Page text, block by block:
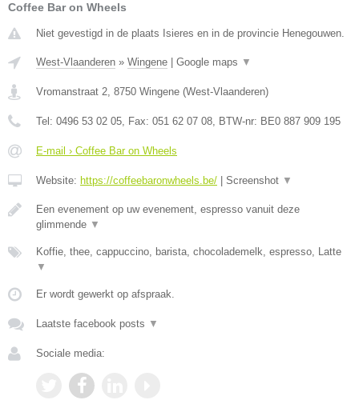
Coffee Bar on Wheels
Niet gevestigd in de plaats Isieres en in de provincie Henegouwen.
West-Vlaanderen » Wingene Google maps ▼
Vromanstraat 2, 8750 Wingene (West-Vlaanderen)
Tel: 0496 53 02 05, Fax: 051 62 07 08, BTW-nr: BE0 887 909 195
E-mail › Coffee Bar on Wheels
Website: https://coffeebaronwheels.be/ Screenshot ▼
Een evenement op uw evenement, espresso vanuit deze
glimmende ▼
Koffie, thee, cappuccino, barista, chocolademelk, espresso, Latte
▼
Er wordt gewerkt op afspraak.
Laatste facebook posts ▼
Sociale media: